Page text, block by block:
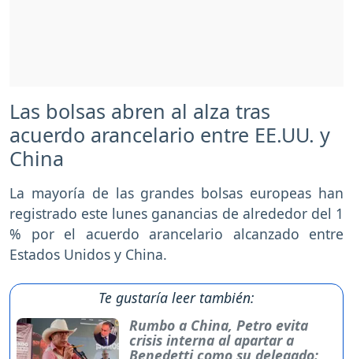
Las bolsas abren al alza tras
acuerdo arancelario entre EE.UU. y
China
La mayoría de las grandes bolsas europeas han
registrado este lunes ganancias de alrededor del 1
% por el acuerdo arancelario alcanzado entre
Estados Unidos y China.
Te gustaría leer también:
Rumbo a China, Petro evita
crisis interna al apartar a